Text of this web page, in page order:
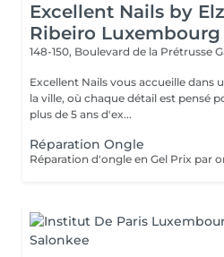
Excellent Nails by
Ribeiro
148-150, Boulevard de la Prétrusse
Excellent Nails vous accueille dans
la ville, où chaque détail est pensé pour
plus de 5 ans d'ex...
Réparation Ongle
Réparation d'ongle en Gel Prix par